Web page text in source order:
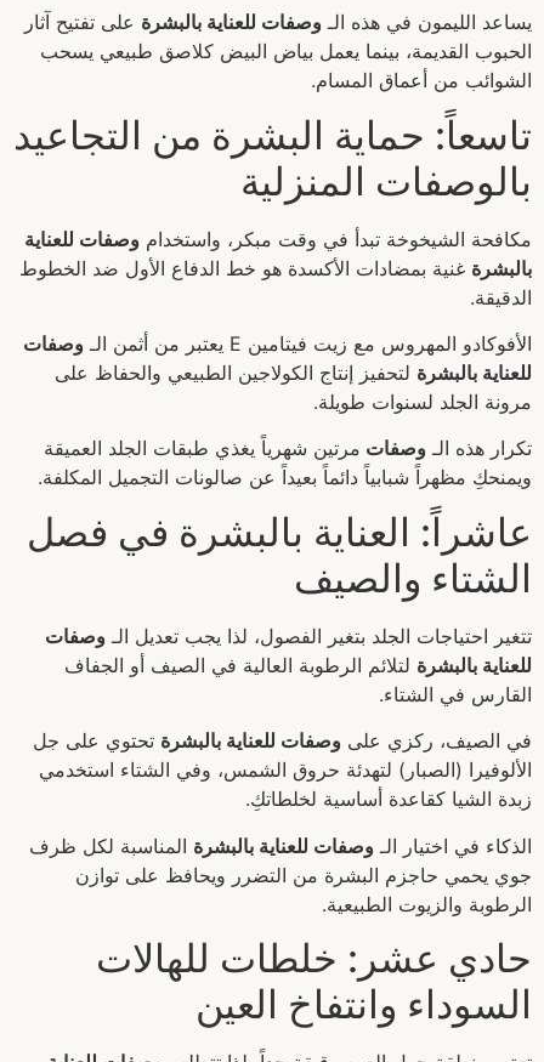
يساعد الليمون في هذه الـ وصفات للعناية بالبشرة على تفتيح آثار
الحبوب القديمة، بينما يعمل بياض البيض كلاصق طبيعي يسحب
الشوائب من أعماق المسام.
تاسعاً: حماية البشرة من التجاعيد
بالوصفات المنزلية
مكافحة الشيخوخة تبدأ في وقت مبكر، واستخدام وصفات للعناية
بالبشرة غنية بمضادات الأكسدة هو خط الدفاع الأول ضد الخطوط
الدقيقة.
الأفوكادو المهروس مع زيت فيتامين E يعتبر من أثمن الـ
وصفات
للعناية بالبشرة لتحفيز إنتاج الكولاجين الطبيعي والحفاظ على
مرونة الجلد لسنوات طويلة.
تكرار هذه الـ وصفات مرتين شهرياً يغذي طبقات الجلد العميقة
ويمنحكِ مظهراً شبابياً دائماً بعيداً عن صالونات التجميل المكلفة.
عاشراً: العناية بالبشرة في فصل
الشتاء والصيف
تتغير احتياجات الجلد بتغير الفصول، لذا يجب تعديل الـ وصفات
للعناية بالبشرة لتلائم الرطوبة العالية في الصيف أو الجفاف
القارس في الشتاء.
في الصيف، ركزي على وصفات للعناية بالبشرة تحتوي على جل
الألوفيرا (الصبار) لتهدئة حروق الشمس، وفي الشتاء استخدمي
زبدة الشيا كقاعدة أساسية لخلطاتكِ.
الذكاء في اختيار الـ وصفات للعناية بالبشرة المناسبة لكل ظرف
جوي يحمي حاجزم البشرة من التضرر ويحافظ على توازن
الرطوبة والزيوت الطبيعية.
حادي عشر: خلطات للهالات
السوداء وانتفاخ العين